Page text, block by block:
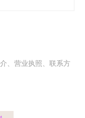
、营业执照、联系方